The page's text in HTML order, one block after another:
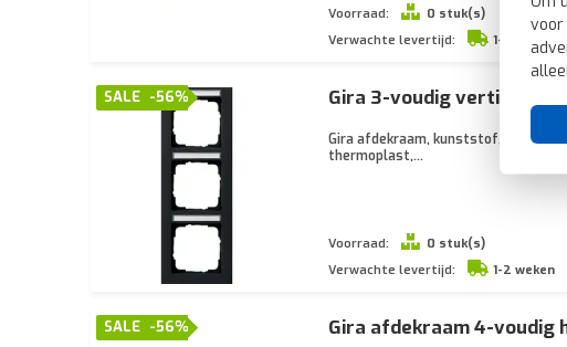
voor
Voorraad:
0 stuk(s)
Verwachte levertijd:
1-2 weken
-56%
SALE Gira 3-voudig verticaal
Gira afdekraam, kunststof, zwart,
thermoplast,...
Voorraad:
0 stuk(s)
Verwachte levertijd:
1-2 weken
-56%
SALE Gira afdekraam 4-